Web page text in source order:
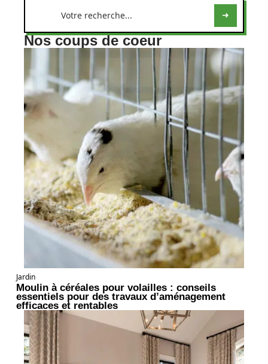
Nos coups de coeur
Jardin
Moulin à céréales pour volailles : conseils
essentiels pour des travaux d’aménagement
efficaces et rentables